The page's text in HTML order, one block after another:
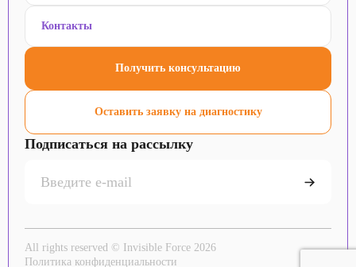
Контакты
Получить консультацию
Оставить заявку на диагностику
Подписаться на рассылку
All rights reserved © Invisible Force 2026
Политика конфиденциальности